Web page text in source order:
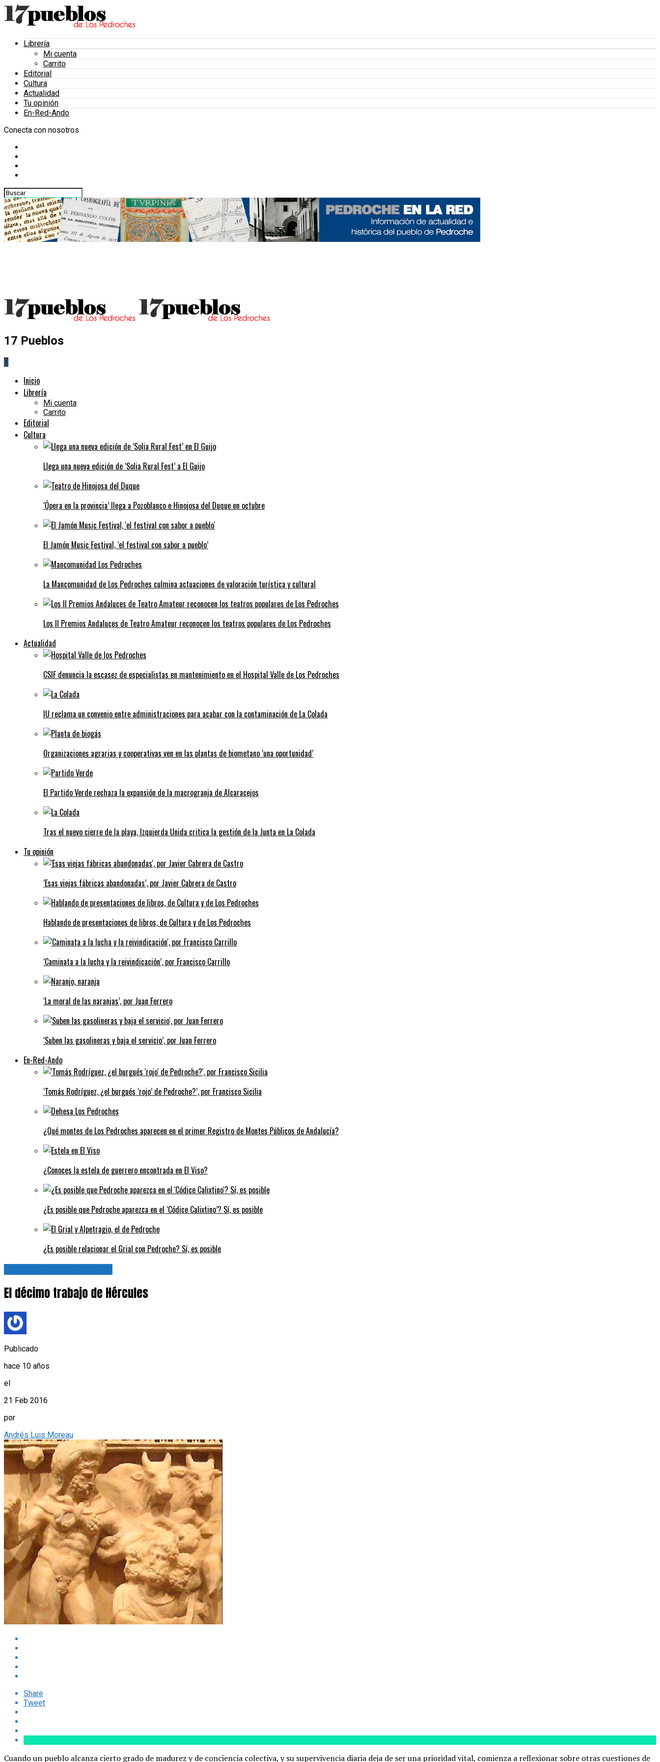
Librería
Mi cuenta
Carrito
Editorial
Cultura
Actualidad
Tu opinión
En-Red-Ando
Conecta con nosotros
17 Pueblos
0
Inicio
Librería
Mi cuenta
Carrito
Editorial
Cultura
Llega una nueva edición de ‘Solia Rural Fest’ a El Guijo
‘Ópera en la provincia’ llega a Pozoblanco e Hinojosa del Duque en octubre
El Jamón Music Festival, ‘el festival con sabor a pueblo’
La Mancomunidad de Los Pedroches culmina actuaciones de valoración turística y cultural
Los II Premios Andaluces de Teatro Amateur reconocen los teatros populares de Los Pedroches
Actualidad
CSIF denuncia la escasez de especialistas en mantenimiento en el Hospital Valle de Los Pedroches
IU reclama un convenio entre administraciones para acabar con la contaminación de La Colada
Organizaciones agrarias y cooperativas ven en las plantas de biometano ‘una oportunidad’
El Partido Verde rechaza la expansión de la macrogranja de Alcaracejos
Tras el nuevo cierre de la playa, Izquierda Unida critica la gestión de la Junta en La Colada
Tu opinión
‘Esas viejas fábricas abandonadas’, por Javier Cabrera de Castro
Hablando de presentaciones de libros, de Cultura y de Los Pedroches
‘Caminata a la lucha y la reivindicación’, por Francisco Carrillo
‘La moral de las naranjas’, por Juan Ferrero
‘Suben las gasolineras y baja el servicio’, por Juan Ferrero
En-Red-Ando
‘Tomás Rodríguez, ¿el burgués ‘rojo’ de Pedroche?’, por Francisco Sicilia
¿Qué montes de Los Pedroches aparecen en el primer Registro de Montes Públicos de Andalucía?
¿Conoces la estela de guerrero encontrada en El Viso?
¿Es posible que Pedroche aparezca en el ‘Códice Calixtino’? Sí, es posible
¿Es posible relacionar el Grial con Pedroche? Sí, es posible
El décimo trabajo de Hércules
Publicado
hace 10 años
el
21 Feb 2016
por
Andrés Luis Moreau
Share
Tweet
Cuando un pueblo alcanza cierto grado de madurez y de conciencia colectiva, y su supervivencia diaria deja de ser una prioridad vital, comienza a reflexionar sobre otras cuestiones de